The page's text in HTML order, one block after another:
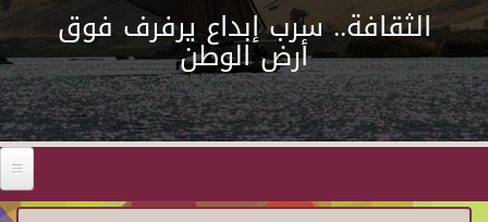
الثقافة.. سرب إبداع يرفرف فوق
أرض الوطن